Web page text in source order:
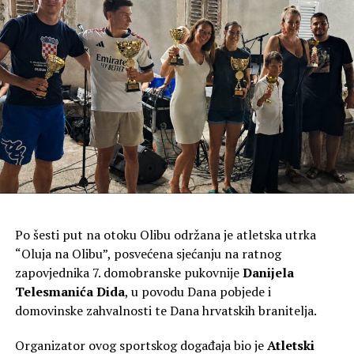
naroda ne može uništiti rušenjem zidova. Mogu se
razoriti građevine, spaliti kuće, rastjerati stanovništvo,
uništiti spomenici. Ali, ostaje vjera koja živi u ljudskom
srcu. Zato je obnova te crkve više od arhitektonskog
pothvata. Ona pokazuje da ljudi perušićkog kraja nisu
dopustili da ih zarobi mržnja, da ih prošlost pretvori u
zatočenike gorčine, da razaranje bude zadnja stranica
njihove povijesti“, istaknuo je mons. Zgrablić, rekavši da
je dan posvete crkve „ispunjen osjećajima molitve,
zahvalnosti, radosti, ponosa, ali i sjećanja“.
Po šesti put na otoku Olibu održana je atletska utrka
“Oluja na Olibu”, posvećena sjećanju na ratnog
zapovjednika 7. domobranske pukovnijeDanijela
Telesmanića Dida, u povodu Dana pobjede i
domovinske zahvalnosti te Dana hrvatskih branitelja.
Organizator ovog sportskog događaja bio jeAtletski